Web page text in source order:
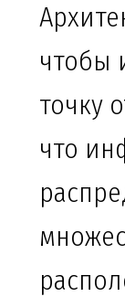
чтобы
точку
что